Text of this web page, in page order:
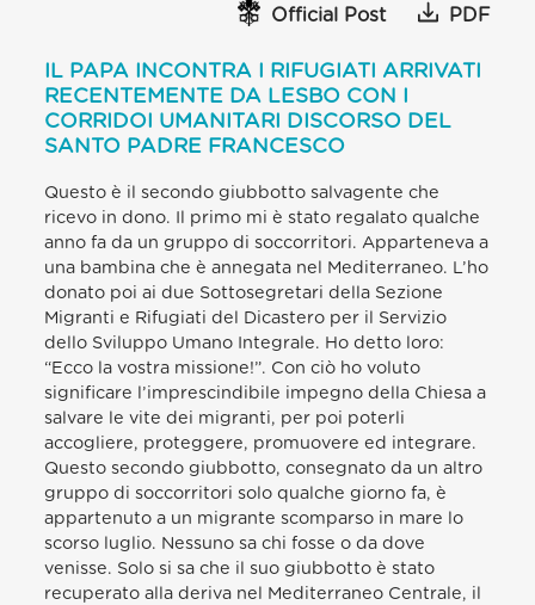
Official Post PDF
IL PAPA INCONTRA I RIFUGIATI ARRIVATI
RECENTEMENTE DA LESBO CON I
CORRIDOI UMANITARI DISCORSO DEL
SANTO PADRE FRANCESCO
Questo è il secondo giubbotto salvagente che
ricevo in dono. Il primo mi è stato regalato qualche
anno fa da un gruppo di soccorritori. Apparteneva a
una bambina che è annegata nel Mediterraneo. L’ho
donato poi ai due Sottosegretari della Sezione
Migranti e Rifugiati del Dicastero per il Servizio
dello Sviluppo Umano Integrale. Ho detto loro:
“Ecco la vostra missione!”. Con ciò ho voluto
significare l’imprescindibile impegno della Chiesa a
salvare le vite dei migranti, per poi poterli
accogliere, proteggere, promuovere ed integrare.
Questo secondo giubbotto, consegnato da un altro
gruppo di soccorritori solo qualche giorno fa, è
appartenuto a un migrante scomparso in mare lo
scorso luglio. Nessuno sa chi fosse o da dove
venisse. Solo si sa che il suo giubbotto è stato
recuperato alla deriva nel Mediterraneo Centrale, il